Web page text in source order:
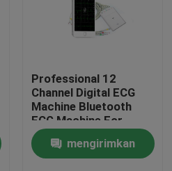
Professional 12
Channel Digital ECG
Machine Bluetooth
ECG Machine For
Medical
mengirimkan